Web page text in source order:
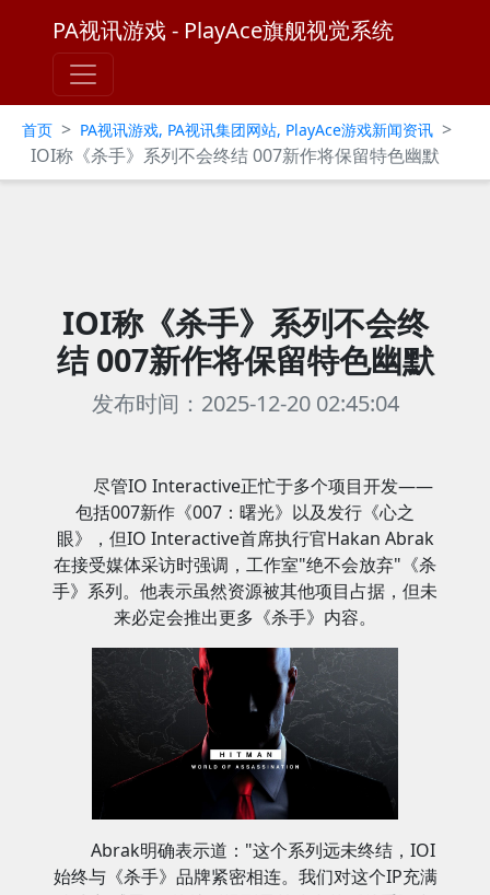
PA视讯游戏 - PlayAce旗舰视觉系统
首页 > PA视讯游戏, PA视讯集团网站, PlayAce游戏新闻资讯 >
IOI称《杀手》系列不会终结 007新作将保留特色幽默
IOI称《杀手》系列不会终
结 007新作将保留特色幽默
发布时间：2025-12-20 02:45:04
尽管IO Interactive正忙于多个项目开发——
包括007新作《007：曙光》以及发行《心之
眼》，但IO Interactive首席执行官Hakan Abrak
在接受媒体采访时强调，工作室"绝不会放弃"《杀
手》系列。他表示虽然资源被其他项目占据，但未
来必定会推出更多《杀手》内容。
Abrak明确表示道："这个系列远未终结，IOI
始终与《杀手》品牌紧密相连。我们对这个IP充满